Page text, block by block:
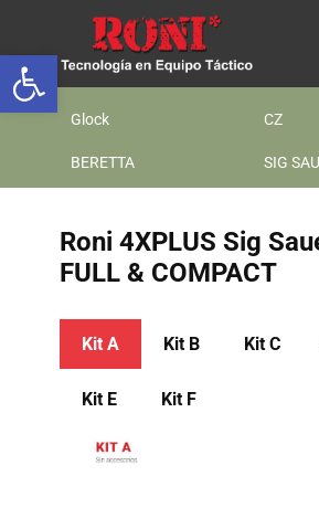
Abrir barra de herramientas
Glock CZ
BERETTA SIG
Roni 4XPLUS ​​​Sig
FULL & COMPACT
Kit A Kit ​B Kit ​C
Kit ​E Kit ​F